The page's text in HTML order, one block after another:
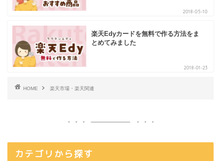
2018-05-10
楽天Edyカードを無料で作る方法をま
とめてみました
2018-01-23
HOME 楽天市場・楽天関連
カテゴリから探す